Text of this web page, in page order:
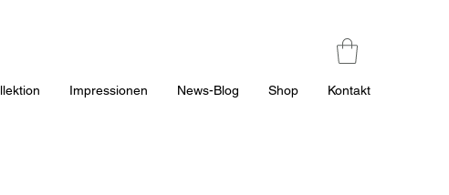
Impressionen News-Blog Shop Kontakt